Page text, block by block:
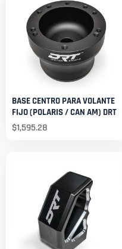
BASE CENTRO PARA VOLANTE
FIJO (POLARIS / CAN AM) DRT
$1,595.28